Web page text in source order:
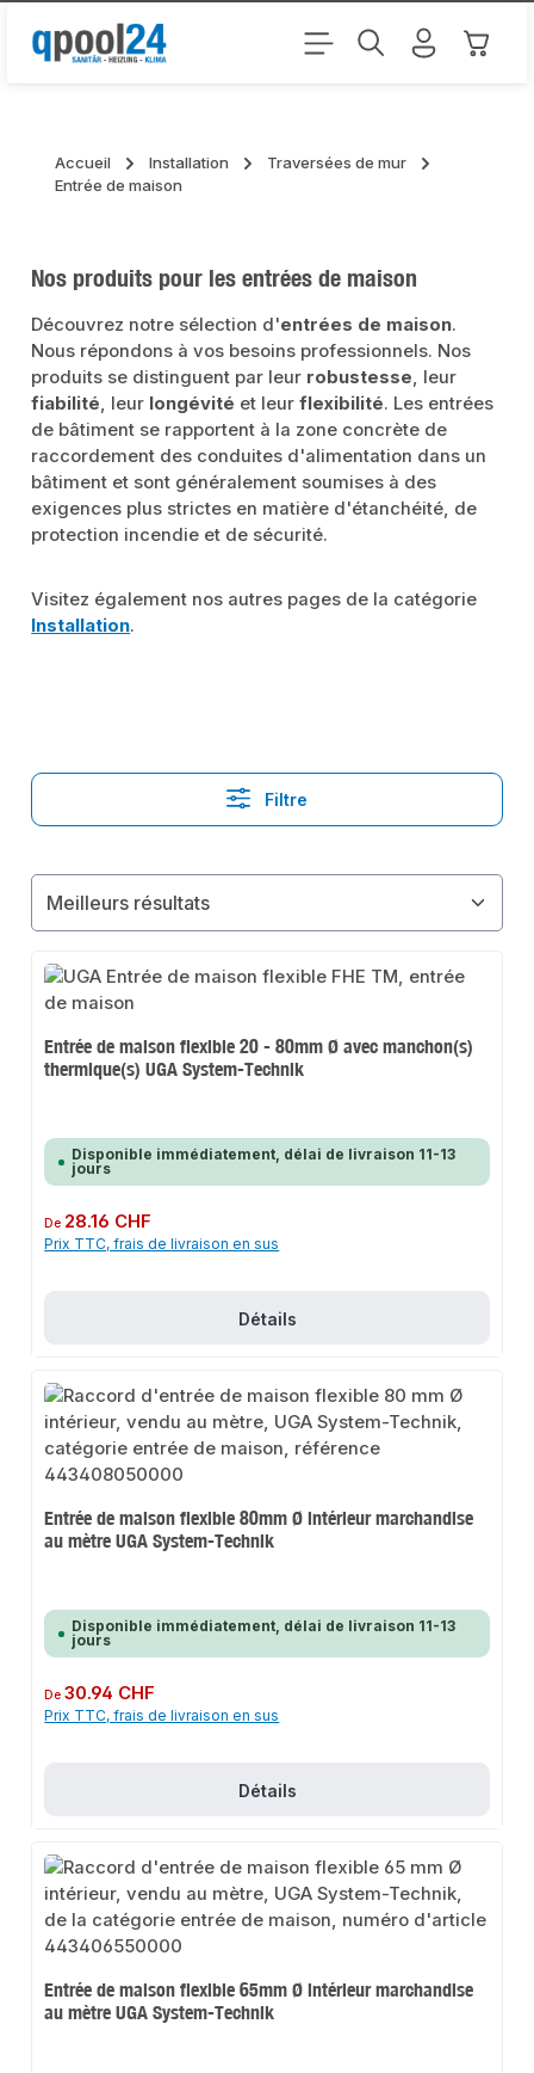
Passer au contenu principal Le
Accueil Installation
Traversées de mur
Entrée de maison
Nos produits pour les entrées de maison
Découvrez notre sélection d'entrées de maison.
Nous répondons à vos besoins professionnels. Nos
produits se distinguent par leur robustesse, leur
fiabilité, leur longévité et leurflexibilité. Les entrées
de bâtiment se rapportent à la zone concrète de
raccordement des conduites d'alimentation dans un
bâtiment et sont généralement soumises à des
exigences plus strictes en matière d'étanchéité, de
protection incendie et de sécurité.
Visitez également nos autres pages de la catégorie
Installation.
Filtre
Entrée de maison flexible 20 - 80mm Ø avec manchon(s)
thermique(s) UGA System-Technik
Disponible immédiatement, délai de livraison 11-13
jours
Prix régulier :
De 28.16 CHF
Prix TTC, frais de livraison en sus
Détails
Entrée de maison flexible 80mm Ø intérieur marchandise
au mètre UGA System-Technik
Disponible immédiatement, délai de livraison 11-13
jours
Prix régulier :
De30.94 CHF
Prix TTC, frais de livraison en sus
Détails
Entrée de maison flexible 65mm Ø intérieur marchandise
au mètre UGA System-Technik